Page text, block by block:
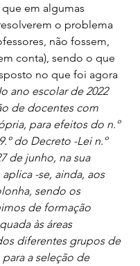
em algumas
o problema
não fossem,
conta), sendo o que
no que foi agora
ano escolar de 2022
de docentes com
para efeitos do n.º
do Decreto -Lei n.º
de junho, na sua
-se, ainda, aos
sendo os
de formação
às áreas
diferentes grupos de
a seleção de